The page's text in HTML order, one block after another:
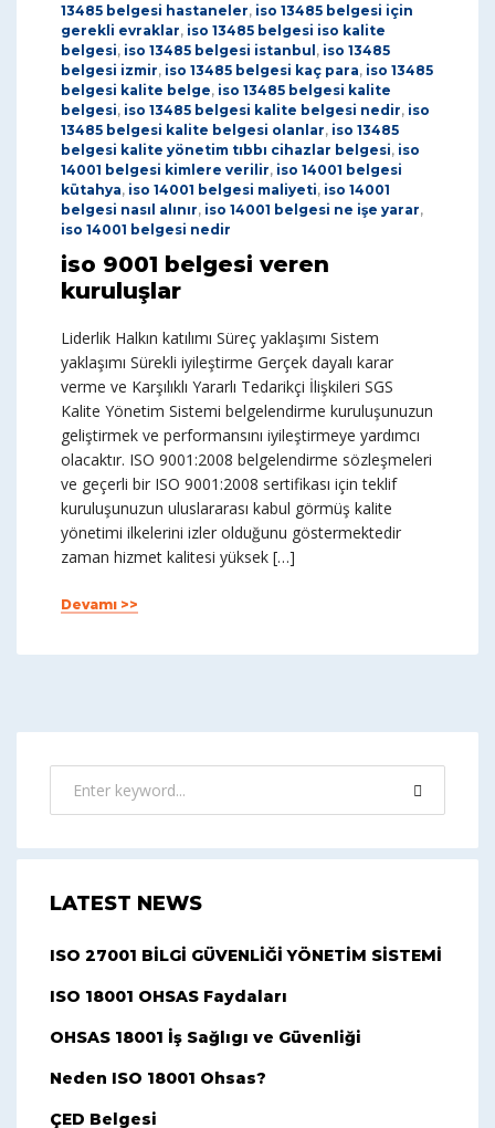
13485 belgesi hastaneler, iso 13485 belgesi için
gerekli evraklar, iso 13485 belgesi iso kalite
belgesi, iso 13485 belgesi istanbul , iso 13485
belgesi izmir, iso 13485 belgesi kaç para, iso 13485
belgesi kalite belge, iso 13485 belgesi kalite
belgesi, iso 13485 belgesi kalite belgesi nedir, iso
13485 belgesi kalite belgesi olanlar, iso 13485
belgesi kalite yönetim tıbbı cihazlar belgesi, iso
14001 belgesi kimlere verilir, iso 14001 belgesi
kütahya, iso 14001 belgesi maliyeti, iso 14001
belgesi nasıl alınır, iso 14001 belgesi ne işe yarar,
iso 14001 belgesi nedir
iso 9001 belgesi veren
kuruluşlar
Liderlik Halkın katılımı Süreç yaklaşımı Sistem
yaklaşımı Sürekli iyileştirme Gerçek dayalı karar
verme ve Karşılıklı Yararlı Tedarikçi İlişkileri SGS
Kalite Yönetim Sistemi belgelendirme kuruluşunuzun
geliştirmek ve performansını iyileştirmeye yardımcı
olacaktır. ISO 9001:2008 belgelendirme sözleşmeleri
ve geçerli bir ISO 9001:2008 sertifikası için teklif
kuruluşunuzun uluslararası kabul görmüş kalite
yönetimi ilkelerini izler olduğunu göstermektedir
zaman hizmet kalitesi yüksek […]
Devamı >>
LATEST NEWS
ISO 27001 BİLGİ GÜVENLİĞİ YÖNETİM SİSTEMİ
ISO 18001 OHSAS Faydaları
OHSAS 18001 İş Sağlıgı ve Güvenliği
Neden ISO 18001 Ohsas?
ÇED Belgesi